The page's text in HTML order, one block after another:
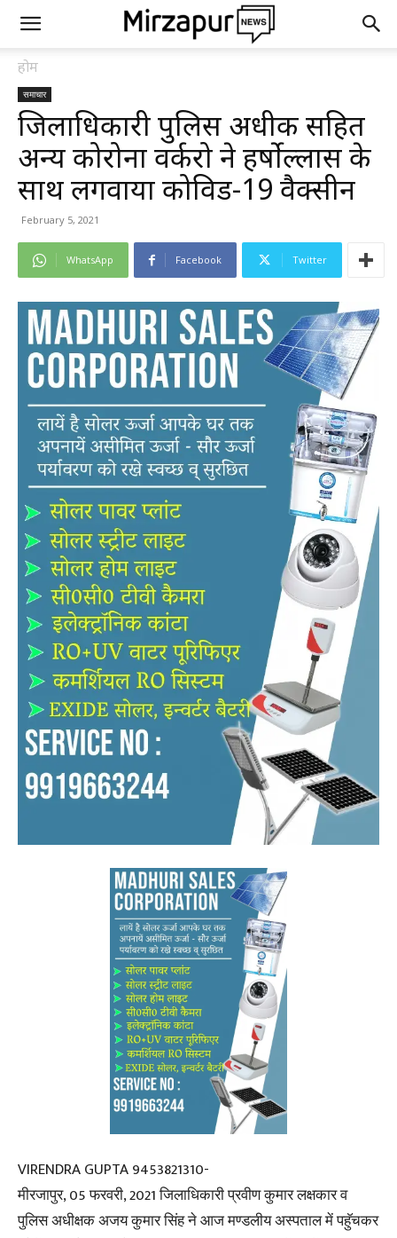
होम
समाचार
जिलाधिकारी पुलिस अधीक्षक सहित
अन्य कोरोना वर्करो ने हर्षोल्लास के
साथ लगवाया कोविड-19 वैक्सीन
February 5, 2021
WhatsApp Facebook Twitter
VIRENDRA GUPTA 9453821310-
मीरजापुर, 05 फरवरी, 2021 जिलाधिकारी प्रवीण कुमार लक्षकार व
पुलिस अधीक्षक अजय कुमार सिंह ने आज मण्डलीय अस्पताल में पहुॅचकर